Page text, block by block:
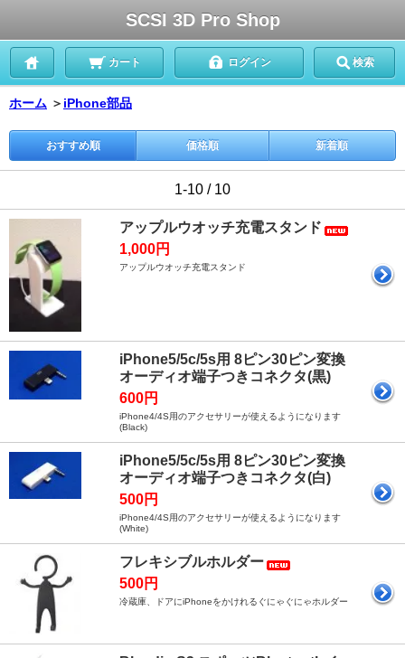
SCSI 3D Pro Shop
カート ログイン 検索
ホーム ＞ iPhone部品
おすすめ順 価格順 新着順
1-10 / 10
アップルウオッチ充電スタンド
1,000円
アップルウオッチ充電スタンド
iPhone5/5c/5s用 8ピン30ピン変換
オーディオ端子つきコネクタ(黒)
600円
iPhone4/4S用のアクセサリーが使えるようになります
(Black)
iPhone5/5c/5s用 8ピン30ピン変換
オーディオ端子つきコネクタ(白)
500円
iPhone4/4S用のアクセサリーが使えるようになります
(White)
フレキシブルホルダー
500円
冷蔵庫、ドアにiPhoneをかけれるぐにゃぐにゃホルダー